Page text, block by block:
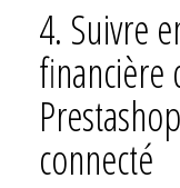
4. Suivre
financière
connecté